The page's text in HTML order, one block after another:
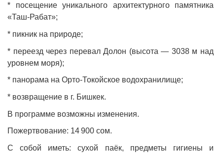
* посещение уникального архитектурного памятника
«Таш‑Рабат»;
* пикник на природе;
* переезд через перевал Долон (высота — 3038 м над
уровнем моря);
* панорама на Орто‑Токойское водохранилище;
* возвращение в г. Бишкек.
В программе возможны изменения.
Пожертвование: 14 900 сом.
С собой иметь: сухой паёк, предметы гигиены и